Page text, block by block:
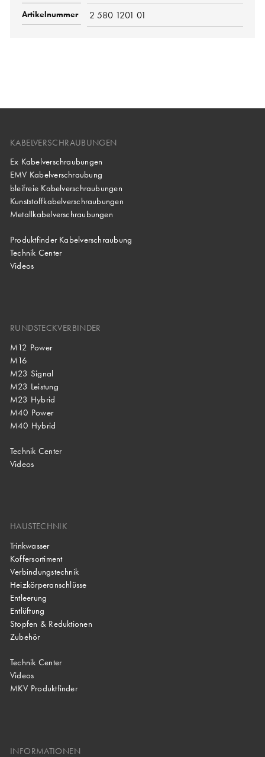
2 580 1201 01
KABELVERSCHRAUBUNGEN
Ex Kabelverschraubungen
EMV Kabelverschraubung
bleifreie Kabelverschraubungen
Kunststoffkabelverschraubungen
Metallkabelverschraubungen
Produktfinder Kabelverschraubung
Technik Center
Videos
RUNDSTECKVERBINDER
M12 Power
M16
M23 Signal
M23 Leistung
M23 Hybrid
M40 Power
M40 Hybrid
Technik Center
Videos
HAUSTECHNIK
Trinkwasser
Koffersortiment
Verbindungstechnik
Heizkörperanschlüsse
Entleerung
Entlüftung
Stopfen & Reduktionen
Zubehör
Technik Center
Videos
MKV Produktfinder
INFORMATIONEN